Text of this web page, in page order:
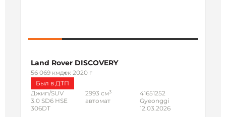
Land Rover DISCOVERY
56 069 кмдек 2020 г
Был в ДТП
Джип/SUV
3.0 SD6 HSE
306DT
2993 см3
автомат
41651252
Gyeonggi
12.03.2026